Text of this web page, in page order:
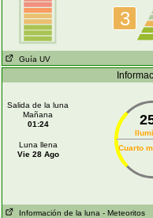
3
Guía UV
Salida de la luna
Mañana
01:24
Luna llena
Vie 28 Ago
Cuarto
Información de la luna - Meteoritos